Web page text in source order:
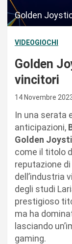
Golden
VIDEOGIOCHI
Golden
vincitori
14 Novembre
In una serata
anticipazioni,
Golden
come il titolo
reputazione di
dell’industria
degli studi
prestigioso
ma ha
lasciando
gaming.